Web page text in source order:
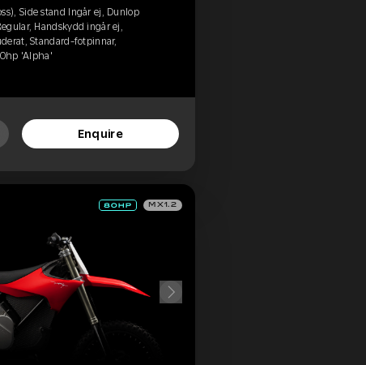
Side stand Ingår ej, Dunlop
Handskydd ingår ej,
Standard-fotpinnar,
'Alpha'
Enquire
MX1.2